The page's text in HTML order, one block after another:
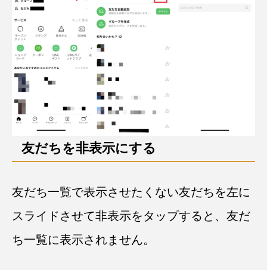
友だちを非表示にする
友だち一覧で表示させたくない友だちを左に
スライドさせて非表示をタップすると、友だ
ち一覧に表示されません。